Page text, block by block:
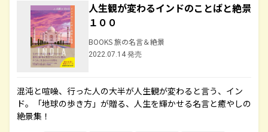
人生観が変わるインドのことばと絶景
１００
BOOKS 旅の名言＆絶景
2022.07.14 発売
混沌と喧噪、行った人の大半が人生観が変わると言う、イン
ド。「地球の歩き方」が贈る、人生を輝かせる名言と癒やしの
絶景集！